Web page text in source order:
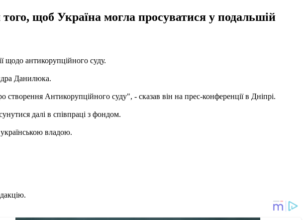
щоб Україна могла просуватися у подальшій
щодо антикорупційного суду.
Данилюка.
створення Антикорупційного суду", - сказав він на прес-конференції в Дніпрі.
далі в співпраці з фондом.
владою.